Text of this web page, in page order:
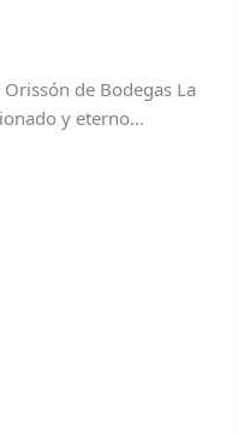
de Bodegas La
y eterno…